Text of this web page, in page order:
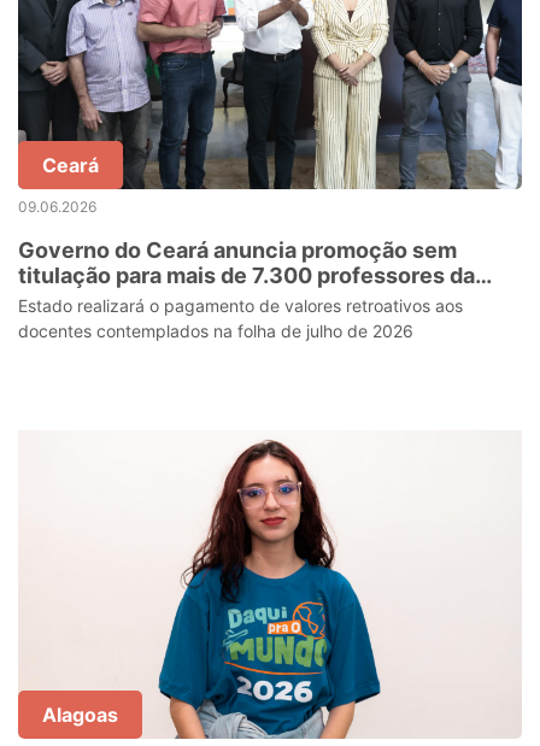
Ceará
09.06.2026
Governo do Ceará anuncia promoção sem
titulação para mais de 7.300 professores da
rede estadual
Estado realizará o pagamento de valores retroativos aos
docentes contemplados na folha de julho de 2026
Alagoas